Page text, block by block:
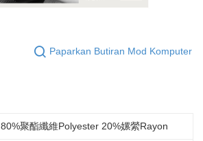
Paparkan Butiran Mod Komputer
80%聚酯纖維Polyester 20%嫘縈Rayon